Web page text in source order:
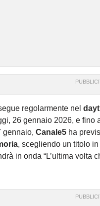
regolarmente nel
26 gennaio 2026, e fino
gennaio, Canale5 ha
, scegliendo un titolo
in onda “L’ultima volta